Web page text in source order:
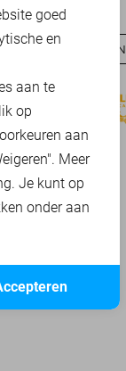
& JONES OVERHEMDEN
goed
en
aan te
op
aan
Meer
Je kunt op
onder aan